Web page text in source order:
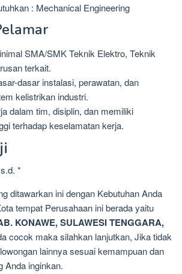
: Mechanical Engineering
SMA/SMK Teknik Elektro, Teknik
terkait.
dasar instalasi, perawatan, dan
kelistrikan industri.
dalam tim, disiplin, dan memiliki
terhadap keselamatan kerja.
*
ditawarkan ini dengan Kebutuhan Anda
tempat Perusahaan ini berada yaitu
KONAWE, SULAWESI TENGGARA,
cocok maka silahkan lanjutkan, Jika tidak
lainnya sesuai kemampuan dan
Anda inginkan.